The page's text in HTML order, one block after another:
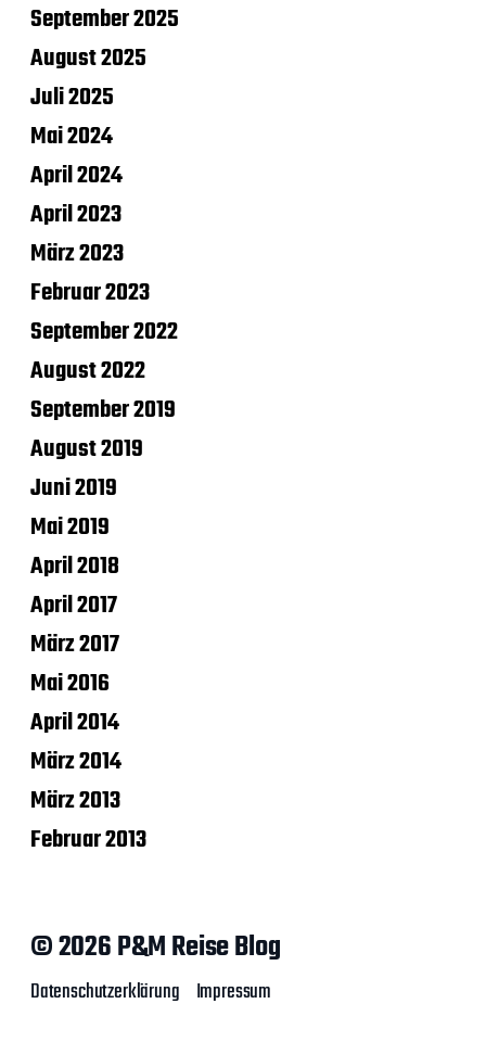
September 2025
August 2025
Juli 2025
Mai 2024
April 2024
April 2023
März 2023
Februar 2023
September 2022
August 2022
September 2019
August 2019
Juni 2019
Mai 2019
April 2018
April 2017
März 2017
Mai 2016
April 2014
März 2014
März 2013
Februar 2013
© 2026 P&M Reise Blog
Datenschutzerklärung Impressum